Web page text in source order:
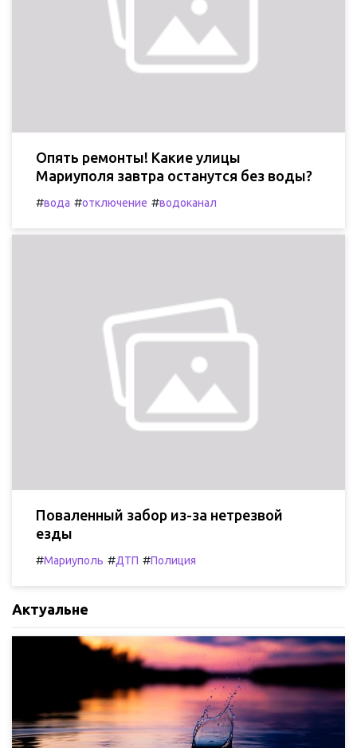
Опять ремонты! Какие улицы
Мариуполя завтра останутся без воды?
#вода #отключение #водоканал
Поваленный забор из-за нетрезвой
езды
#Мариуполь #ДТП #Полиция
Актуальне